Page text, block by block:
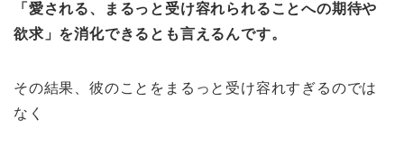
「愛される、まるっと受け容れられることへの期待や
欲求」を消化できるとも言えるんです。
その結果、彼のことをまるっと受け容れすぎるのでは
なく